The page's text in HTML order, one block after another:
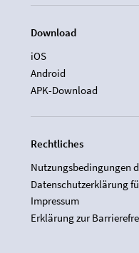
Download
iOS
Android
APK-Download
Rechtliches
Nutzungsbedingungen
Datenschutzerklärung
Impressum
Erklärung zur